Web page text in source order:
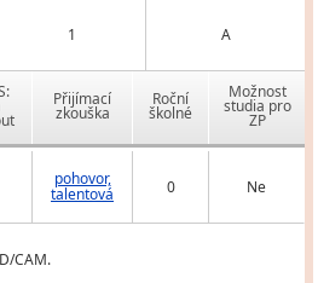
1 A
Přijímací
zkouška
Roční
školné
Možnost
studia pro
ZP
pohovor,
talentová 0 Ne
CAM.